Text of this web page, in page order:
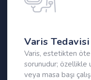
Varis Tedavisi
Varis, estetikten öte
sorunudur; özellikle
veya masa başı